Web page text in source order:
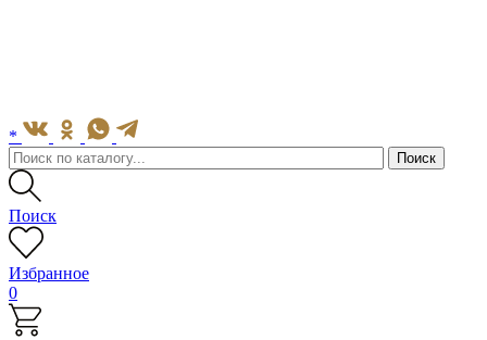
*
Поиск
Избранное
0